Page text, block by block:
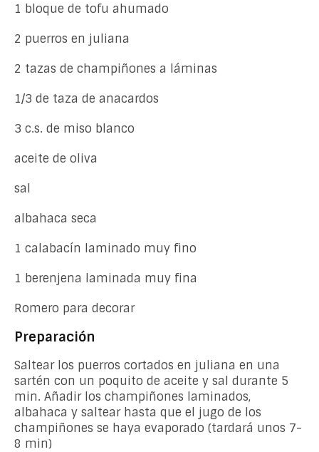
1 bloque de tofu ahumado
2 puerros en juliana
2 tazas de champiñones a láminas
1/3 de taza de anacardos
3 c.s. de miso blanco
aceite de oliva
sal
albahaca seca
1 calabacín laminado muy fino
1 berenjena laminada muy fina
Romero para decorar
Preparación
Saltear los puerros cortados en juliana en una
sartén con un poquito de aceite y sal durante 5
min. Añadir los champiñones laminados,
albahaca y saltear hasta que el jugo de los
champiñones se haya evaporado (tardará unos 7-
8 min)